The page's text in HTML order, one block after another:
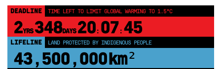
DEADLINE TIME LEFT TO LIMIT GLOBAL WARMING TO 1.5°C
2YRS 348DAYS 20: 07 : 44
LIFELINE LAND PROTECTED BY INDIGENOUS PEOPLE
43,500,000km²